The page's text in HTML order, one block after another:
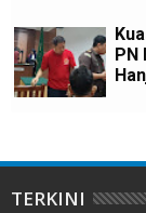
TERKINI